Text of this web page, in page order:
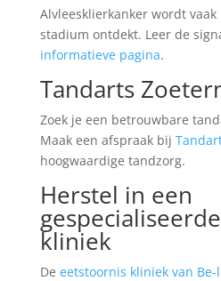
Alvleesklierkanker wordt
stadium ontdekt. Leer de
informatieve pagina.
Tandarts
Zoek je een betrouwbare
Maak een afspraak bij
hoogwaardige tandzorg.
Herstel in een
kliniek
De eetstoornis kliniek van Be-